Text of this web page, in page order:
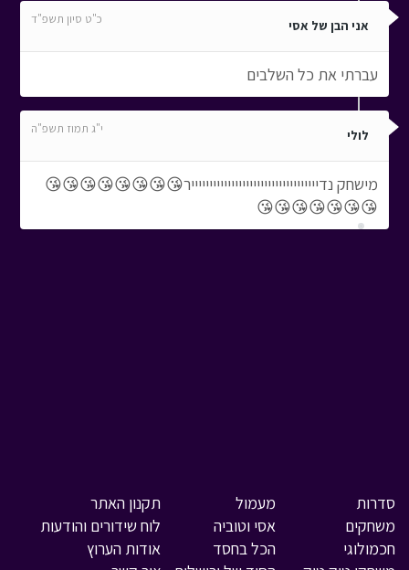
אני הבן של אסי כ"ט סיון תשפ"ד
עברתי את כל השלבים
לולי י"ג תמוז תשפ"ה
מישחק נדיייייייייייייייייייייייייייייייייייר😘😘😘😘😘😘😘😘
😘😘😘😘😘😘😘
סדרות
משחקים
חכמולוגי
מעמול
אסי וטוביה
הכל בחסד
תקנון האתר
לוח שידורים והודעות
אודות הערוץ